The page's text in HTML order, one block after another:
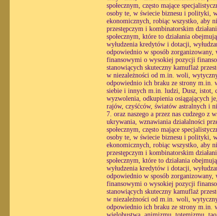
społecznym, często mające
osoby te, w świecie biznesu i polityki,
ekonomicznych, robiąc wszystko, aby
przestępczym i kombinatorskim
społecznym, które to działania
wyłudzenia kredytów i dotacji,
odpowiednio w sposób
finansowymi o wysokiej pozycji
stanowiących skuteczny kamuflaż
w niezależności od m.in. woli,
odpowiednio ich braku ze strony m.in.
siebie i innych m.in. ludzi, Dusz, istot,
wyzwolenia, odkupienia osiągających
rajów, czyśćców, światów astralnych i
7. oraz naszego a przez nas cudzego
ukrywania, wznawiania działalności
społecznym, często mające
osoby te, w świecie biznesu i polityki,
ekonomicznych, robiąc wszystko, aby
przestępczym i kombinatorskim
społecznym, które to działania
wyłudzenia kredytów i dotacji,
odpowiednio w sposób
finansowymi o wysokiej pozycji
stanowiących skuteczny kamuflaż
w niezależności od m.in. woli,
odpowiednio ich braku ze strony m.in.